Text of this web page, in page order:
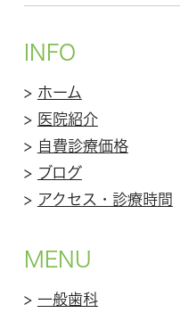
INFO
> ホーム
> 医院紹介
> 自費診療価格
> ブログ
> アクセス・診療時間
MENU
> 一般歯科